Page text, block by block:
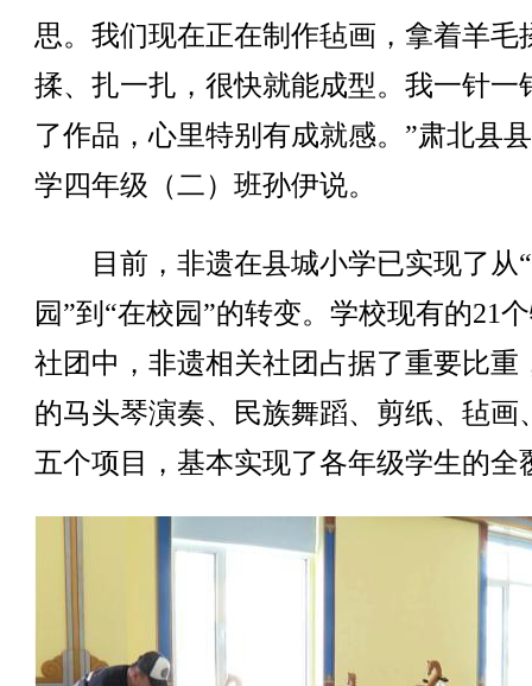
思。我们现在正在制作毡画，拿着羊毛
揉、扎一扎，很快就能成型。我一针一
了作品，心里特别有成就感。”肃北县
学四年级（二）班孙伊说。
目前，非遗在县城小学已实现了从
园”到“在校园”的转变。学校现有的21
社团中，非遗相关社团占据了重要比重
的马头琴演奏、民族舞蹈、剪纸、毡画
五个项目，基本实现了各年级学生的全